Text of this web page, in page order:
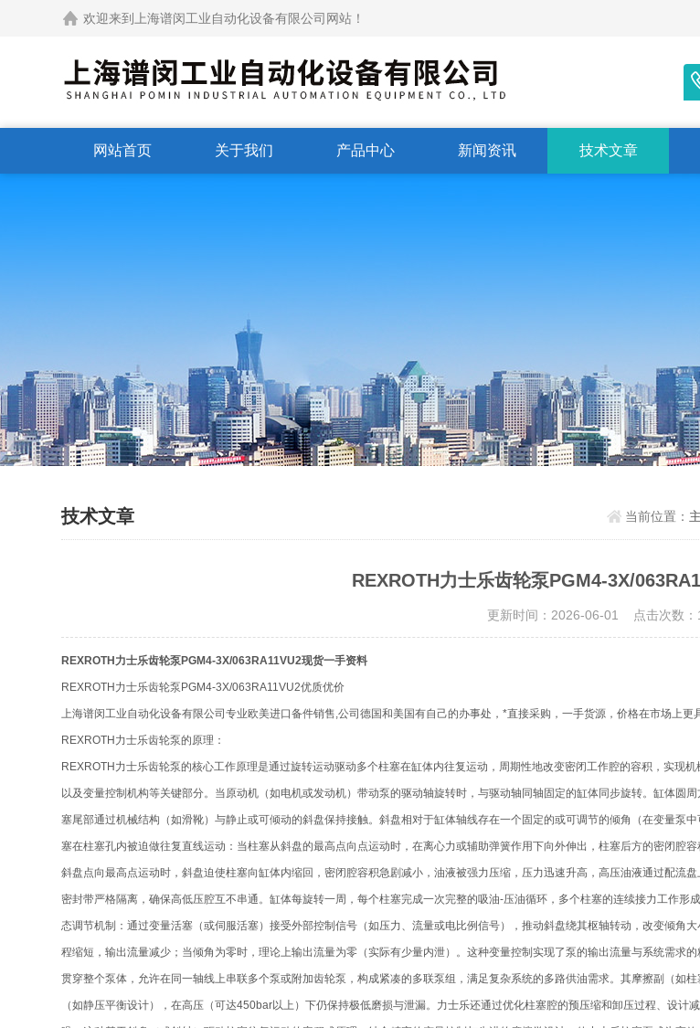
欢迎来到上海谱闵工业自动化设备有限公司网站！
网站首页 关于我们 产品中心 新闻资讯 技术文章
技术文章 当前位置：
REXROTH力士乐齿轮泵PGM4-3X/
更新时间：2026-06-01 点击次数：
REXROTH力士乐齿轮泵PGM4-3X/063RA11VU2现货一手资料
REXROTH力士乐齿轮泵PGM4-3X/063RA11VU2优质优价
上海谱闵工业自动化设备有限公司专业欧美进口备件销售,公司德国和美国有自己的办事处，*直接采购，一手货源，价格在市场上更
REXROTH力士乐齿轮泵的原理：
REXROTH力士乐齿轮泵的核心工作原理是通过旋转运动驱动多个柱塞在缸体内往复运动，周期性地改变密闭工作腔的容积，实现
以及变量控制机构等关键部分。当原动机（如电机或发动机）带动泵的驱动轴旋转时，与驱动轴同轴固定的缸体同步旋转。缸体圆
塞尾部通过机械结构（如滑靴）与静止或可倾动的斜盘保持接触。斜盘相对于缸体轴线存在一个固定的或可调节的倾角（在变量泵
塞在柱塞孔内被迫做往复直线运动：当柱塞从斜盘的最高点向点运动时，在离心力或辅助弹簧作用下向外伸出，柱塞后方的密闭腔
斜盘点向最高点运动时，斜盘迫使柱塞向缸体内缩回，密闭腔容积急剧减小，油液被强力压缩，压力迅速升高，高压油液通过配流
密封带严格隔离，确保高低压腔互不串通。缸体每旋转一周，每个柱塞完成一次完整的吸油-压油循环，多个柱塞的连续接力工作
态调节机制：通过变量活塞（或伺服活塞）接受外部控制信号（如压力、流量或电比例信号），推动斜盘绕其枢轴转动，改变倾角
程缩短，输出流量减少；当倾角为零时，理论上输出流量为零（实际有少量内泄）。这种变量控制实现了泵的输出流量与系统需求
贯穿整个泵体，允许在同一轴线上串联多个泵或附加齿轮泵，构成紧凑的多联泵组，满足复杂系统的多路供油需求。其摩擦副（如
（如静压平衡设计），在高压（可达450bar以上）下仍保持极低磨损与泄漏。力士乐还通过优化柱塞腔的预压缩和卸压过程、设